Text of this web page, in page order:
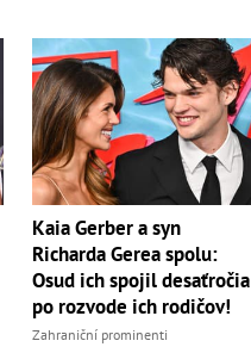
Kaia Gerber a syn
Richarda Gerea spolu:
Osud ich spojil desaťročia
po rozvode ich rodičov!
Zahraniční prominenti